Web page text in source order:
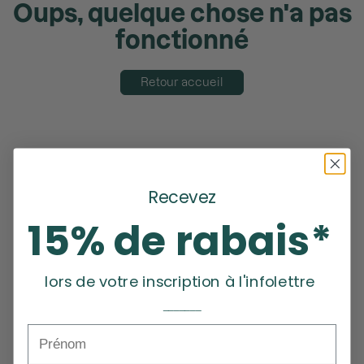
Oups, quelque chose n'a pas
fonctionné
Retour accueil
Recevez
15% de rabais*
lors de votre inscription à l'infolettre